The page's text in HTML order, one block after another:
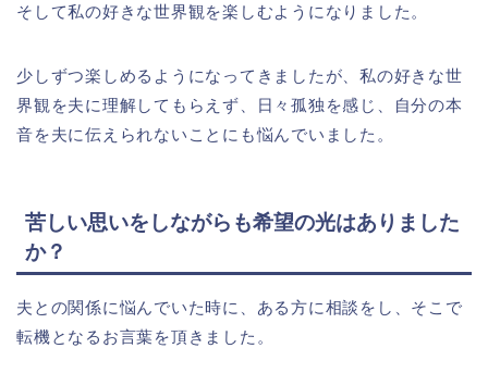
そして私の好きな世界観を楽しむようになりました。
少しずつ楽しめるようになってきましたが、私の好きな世
界観を夫に理解してもらえず、日々孤独を感じ、自分の本
音を夫に伝えられないことにも悩んでいました。
苦しい思いをしながらも希望の光はありました
か？
夫との関係に悩んでいた時に、ある方に相談をし、そこで
転機となるお言葉を頂きました。